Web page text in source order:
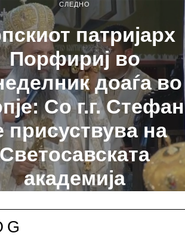
СЛЕДНО
патријарх
Порфириј во
доаѓа во
Со г.г. Стефан
присуствува на
Светосавската
академија